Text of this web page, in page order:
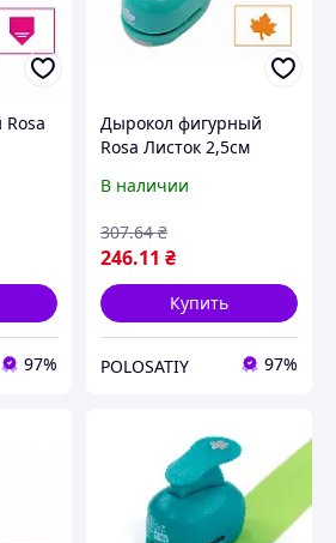
97%
Дырокол фигурный
Rosa Листок 2,5см
В наличии
246.11 ₴
307.64 ₴
Купить
POLOSATIY 97%